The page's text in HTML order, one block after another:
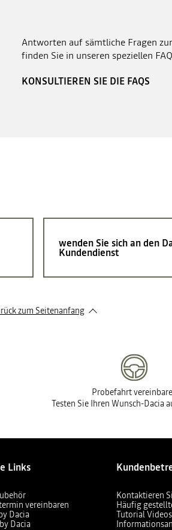
Antworten auf sämtliche Fragen
finden Sie in unseren speziellen
KONSULTIEREN SIE DIE FAQS
wenden Sie sich an den
Kundendienst
zum Seitenanfang
Probefahrt
Testen Sie Ihren Wunsch-Dacia
Links
vereinbaren
Dacia
Dacia
Kontaktieren
Häufig
Tutorial Videos